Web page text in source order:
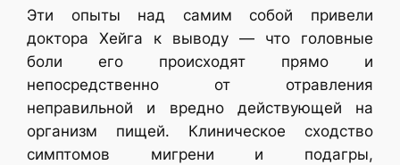
Эти опыты над самим собой привели
доктора Хейга к выводу — что головные
боли его происходят прямо и
непосредственно от отравления
неправильной и вредно действующей на
организм пищей. Клиническое сходство
симптомов мигрени и подагры,